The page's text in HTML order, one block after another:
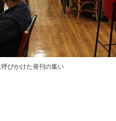
びかけた発刊の集い